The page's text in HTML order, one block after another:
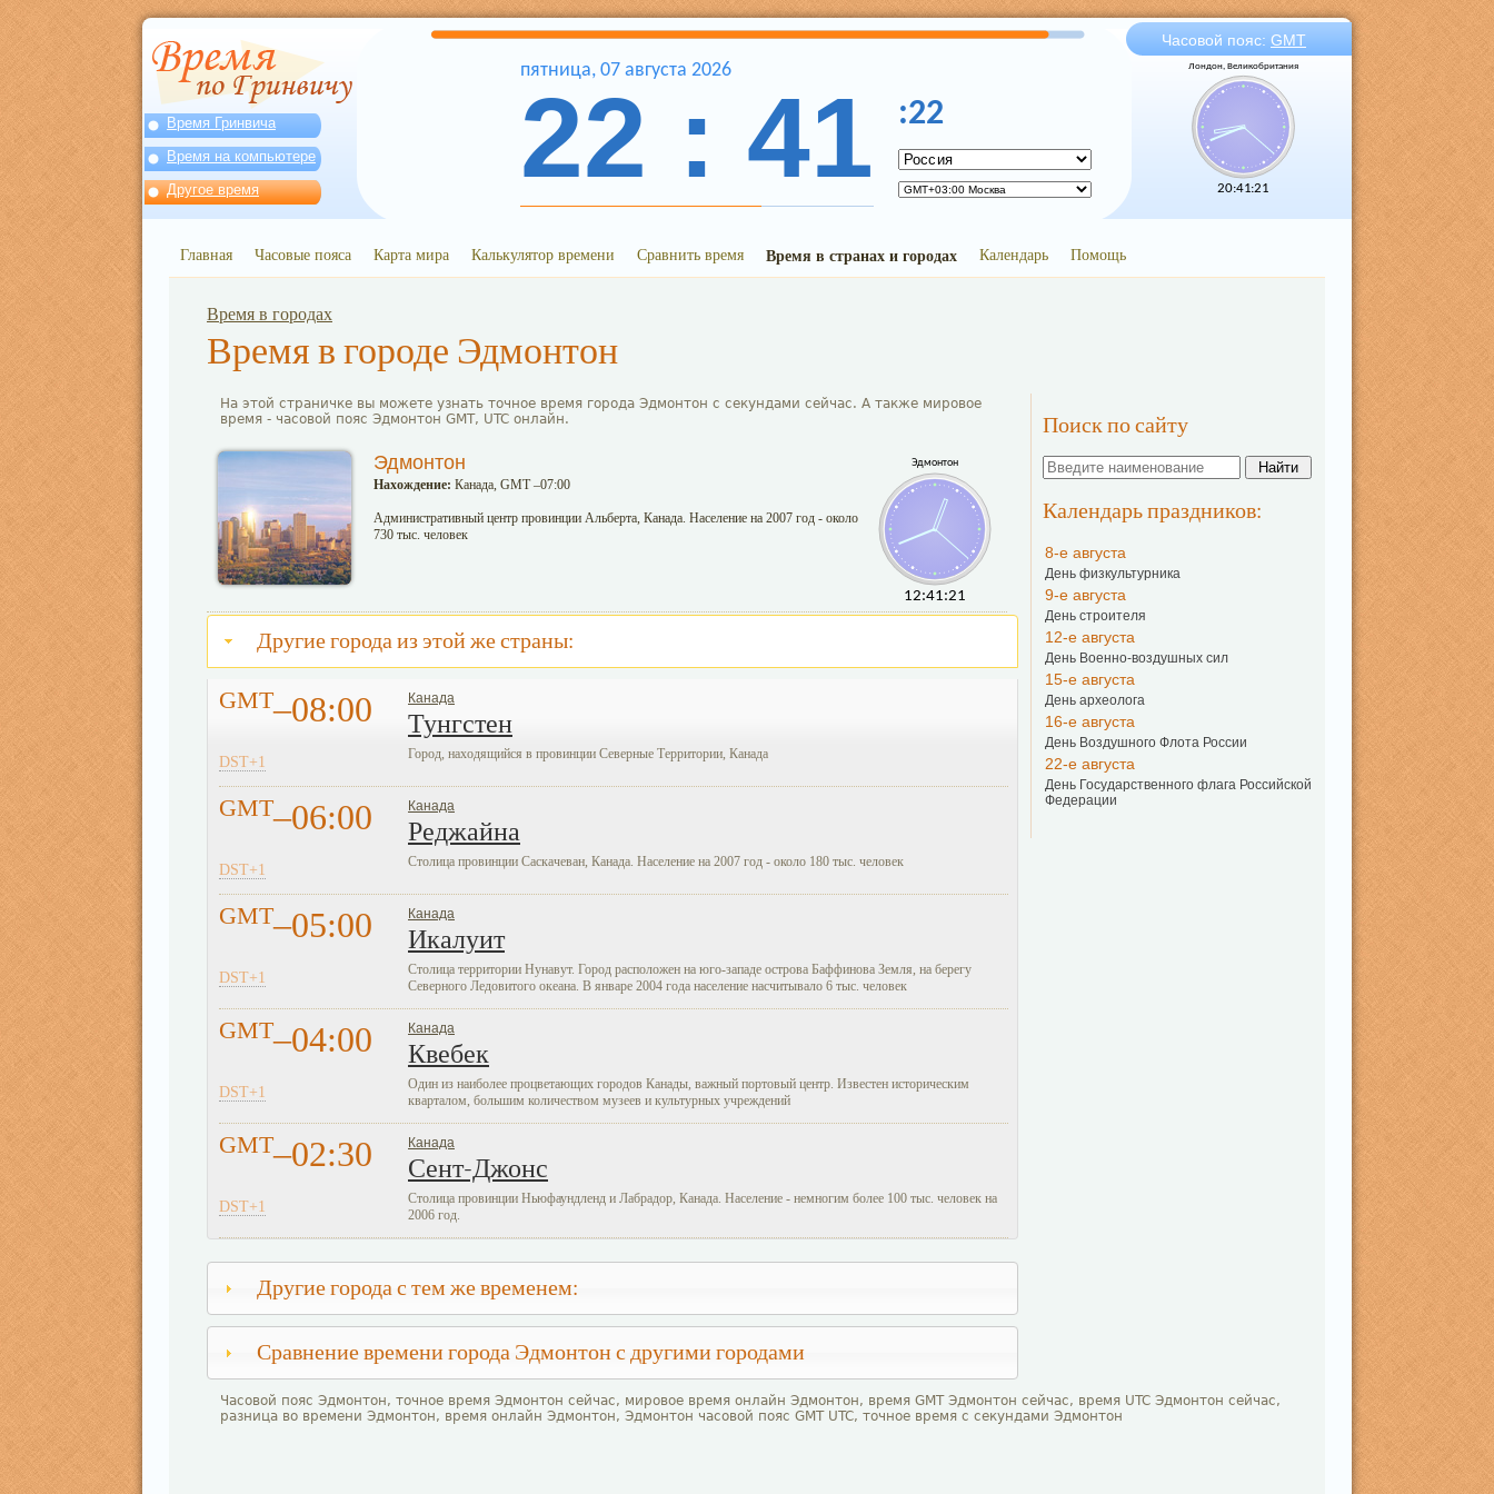
Время Гринвича
Время на компьютере
Другое время
Часовой пояс: GMT
Лондон, Великобритания
20:41:22
пятница, 07 августа 2026
22 : 41 :22
Главная Часовые пояса Карта мира Калькулятор времени Сравнить время Время в странах и городах Календарь Помощь
Поиск по сайту
Календарь праздников:
8-е августа
День физкультурника
9-е августа
День строителя
12-е августа
День Военно-воздушных сил
15-е августа
День археолога
16-е августа
День Воздушного Флота России
22-е августа
День Государственного флага Российской
Федерации
Время в городах
Время в городе Эдмонтон
На этой страничке вы можете узнать точное время города Эдмонтон с секундами сейчас. А также мировое
время - часовой пояс Эдмонтон GMT, UTC онлайн.
Эдмонтон
12:41:22
Эдмонтон
Нахождение: Канада, GMT –07:00
Административный центр провинции Альберта, Канада. Население на 2007 год - около
730 тыс. человек
Другие города из этой же страны:
GMT–08:00
DST+1
Канада
Тунгстен
Город, находящийся в провинции Северные Территории, Канада
GMT–06:00
DST+1
Канада
Реджайна
Столица провинции Саскачеван, Канада. Население на 2007 год - около 180 тыс. человек
GMT–05:00
DST+1
Канада
Икалуит
Столица территории Нунавут. Город расположен на юго-западе острова Баффинова Земля, на берегу
Северного Ледовитого океана. В январе 2004 года население насчитывало 6 тыс. человек
GMT–04:00
DST+1
Канада
Квебек
Один из наиболее процветающих городов Канады, важный портовый центр. Известен историческим
кварталом, большим количеством музеев и культурных учреждений
GMT–02:30
DST+1
Канада
Сент-Джонс
Столица провинции Ньюфаундленд и Лабрадор, Канада. Население - немногим более 100 тыс. человек на
2006 год.
Другие города с тем же временем:
Сравнение времени города Эдмонтон с другими городами
Часовой пояс Эдмонтон, точное время Эдмонтон сейчас, мировое время онлайн Эдмонтон, время GMT Эдмонтон сейчас, время UTC Эдмонтон сейчас,
разница во времени Эдмонтон, время онлайн Эдмонтон, Эдмонтон часовой пояс GMT UTC, точное время с секундами Эдмонтон